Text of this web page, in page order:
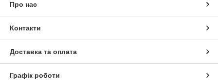
Про нас
Контакти
Доставка та оплата
Графік роботи